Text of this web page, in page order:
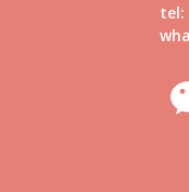
tel: